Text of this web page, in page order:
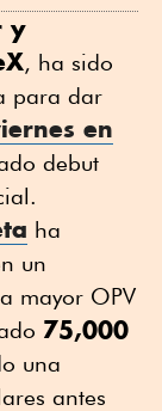
y
, ha sido
para dar
en
debut
ha
un
mayor OPV
75,000
una
antes